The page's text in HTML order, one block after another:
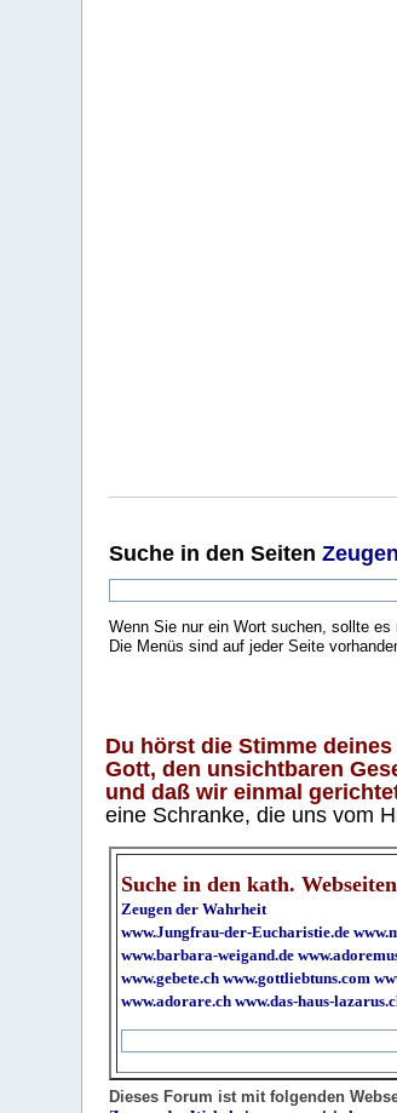
Suche in den Seiten
Wenn Sie nur ein Wort suchen, sollte
Die Menüs sind auf jeder Seite
Du hörst die Stimme
Gott, den unsichtbaren
und daß wir einmal
eine Schranke, die uns vom
Suche in den kath.
Zeugen der Wahrheit
www.Jungfrau-der-Eucharistie.de
www.barbara-weigand.de
www.gebete.ch www.gottliebtuns.com
www.adorare.ch www.das-haus-
Dieses Forum ist mit folgenden